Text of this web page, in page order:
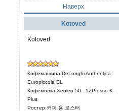
Наверх
Kotoved
Kotoved
Кофемашина:DeLonghi Authentica .
Europiccola EL
Кофемолка:Xeoleo 50 . 1ZPresso K-
Plus
Ростер:커피 용 로스터